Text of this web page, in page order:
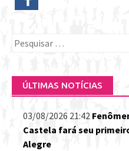
Pesquisar
ÚLTIMAS NOTÍCIAS
03/08/2026 21:42
Castela fará seu
Alegre